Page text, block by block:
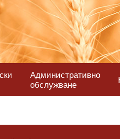
Административно
обслужване